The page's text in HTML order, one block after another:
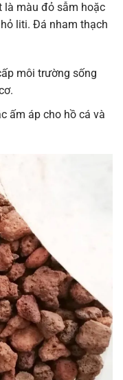
là màu đỏ sẫm hoặc
liti. Đá nham thạch
môi trường sống
ấm áp cho hồ cá và